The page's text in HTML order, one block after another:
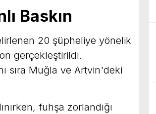
Baskın
20 şüpheliye yönelik
gerçekleştirildi.
sıra Muğla ve Artvin'deki
fuhşa zorlandığı